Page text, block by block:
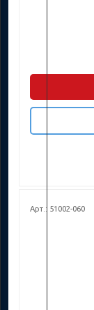
Арт.: 51002-060